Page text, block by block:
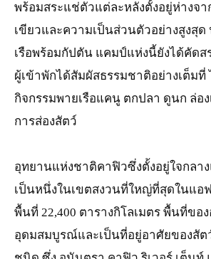
พร้อมสระแช่ตัวแต่ละหลังตั้งอยู่ห่างจ
เขียวและความเป็นส่วนตัวอย่างสูงสุด
เรือพร้อมกัปตัน แคมป์แห่งนี้ยังได้คัดส
ผู้เข้าพักได้สัมผัสธรรมชาติอย่างเต็มที่
กิจกรรมพายเรือแคนู ตกปลา ดูนก ล่อ
การส่องสัตว์
อุทยานแห่งชาติคาฟิวซึ่งตั้งอยู่ใจกลา
เป็นหนึ่งในเขตสงวนที่ใหญ่ที่สุดในแอ
พื้นที่ 22,400 ตารางกิโลเมตร พื้นที่ขอ
อุดมสมบูรณ์และเป็นที่อยู่อาศัยของสั